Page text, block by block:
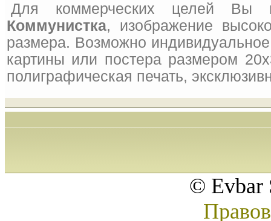
Для коммерческих целей Вы
Коммунистка, изображение
размера. Возможно
картины или постера размером
полиграфическая печать,
© Evbar